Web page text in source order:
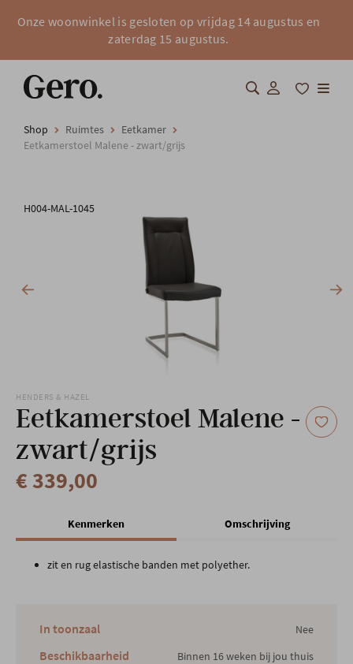
Onze woonwinkel is gesloten op vrijdag 14 augustus en
zaterdag 15 augustus.
Shop
Shop Ruimtes
Eetkamer
Eetkamerstoel Malene - zwart/grijs
H004-MAL-1045
HENDERS & HAZEL
Eetkamerstoel Malene -
zwart/grijs
€ 339,00
Kenmerken Omschrijving
zit en rug elastische banden met polyether.
In toonzaal Nee
Beschikbaarheid Binnen 16 weken bij jou thuis